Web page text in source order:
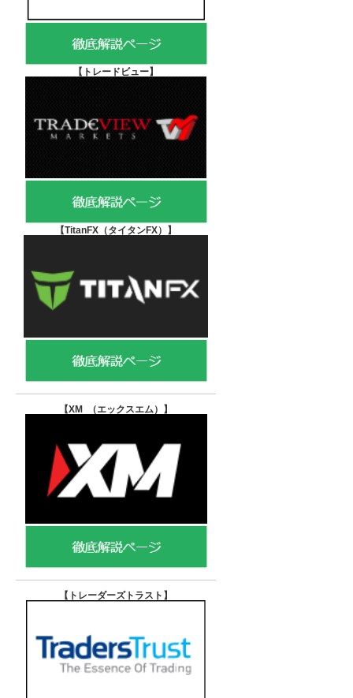
【 トレードビュー】
【TitanFX（タイタンFX） 】
【XM （エックスエム） 】
【トレーダーズトラスト 】